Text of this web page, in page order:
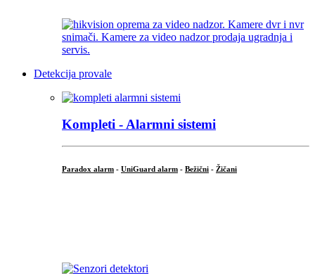
Detekcija provale
Kompleti - Alarmni sistemi
Paradox alarm - UniGuard alarm - Bežični - Žičani